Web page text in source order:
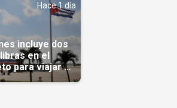
Hace 1 día
incluye dos
en el
para viajar a